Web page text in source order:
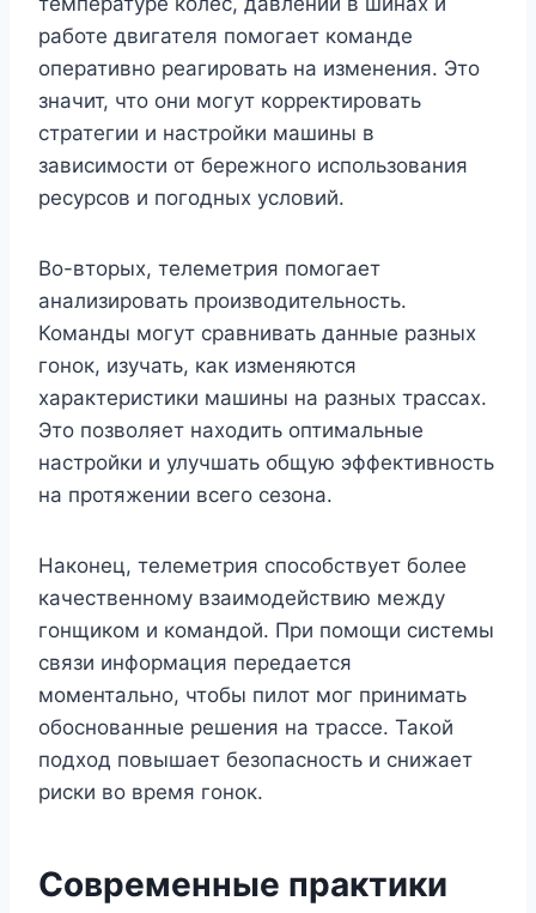
работе двигателя помогает команде
оперативно реагировать на изменения. Это
значит, что они могут корректировать
стратегии и настройки машины в
зависимости от бережного использования
ресурсов и погодных условий.
Во-вторых, телеметрия помогает
анализировать производительность.
Команды могут сравнивать данные разных
гонок, изучать, как изменяются
характеристики машины на разных трассах.
Это позволяет находить оптимальные
настройки и улучшать общую эффективность
на протяжении всего сезона.
Наконец, телеметрия способствует более
качественному взаимодействию между
гонщиком и командой. При помощи системы
связи информация передается
моментально, чтобы пилот мог принимать
обоснованные решения на трассе. Такой
подход повышает безопасность и снижает
риски во время гонок.
Современные практики